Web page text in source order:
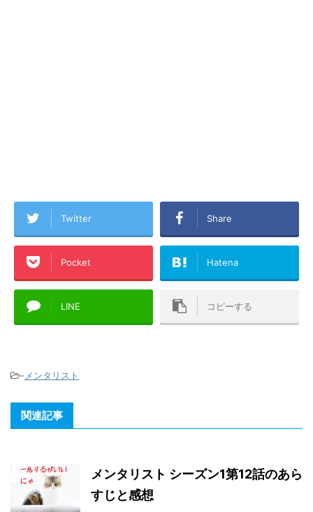
Twitter Share
Pocket Hatena
LINE コピーする
- メンタリスト
関連記事
メンタリスト シーズン1第12話のあら
すじと感想